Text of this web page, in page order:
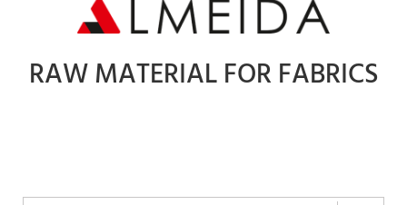
RAW MATERIAL FOR FABRICS